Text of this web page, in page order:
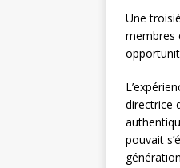
Une
membres
directrice
pouvait